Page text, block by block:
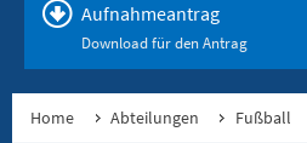
Aufnahmeantrag
Download für den Antrag
Home Abteilungen Fußball